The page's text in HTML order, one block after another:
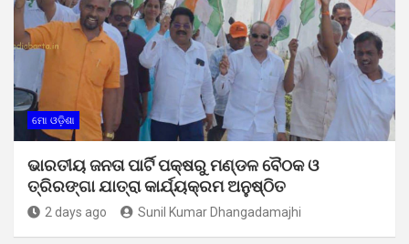
ମୋ ଓଡ଼ିଶା
ଭାରତୀୟ ଜନତା ପାର୍ଟି ପକ୍ଷରୁ ମଣ୍ଡଳ ବୈଠକ ଓ
ତ୍ରିରଙ୍ଗା ଯାତ୍ରା କାର୍ଯ୍ୟକ୍ରମ ଅନୁଷ୍ଠିତ
2 days ago Sunil Kumar Dhangadamajhi